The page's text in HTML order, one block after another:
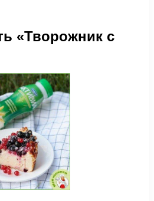
«Творожник с